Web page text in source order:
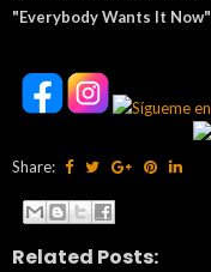
"Everybody Wants It Now"
Share:
Related Posts: